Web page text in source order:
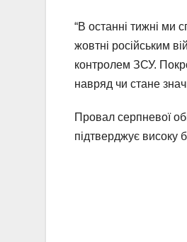
“В останні тижні ми
жовтні російським
контролем ЗСУ.
навряд чи стане
Провал серпневої
підтверджує високу